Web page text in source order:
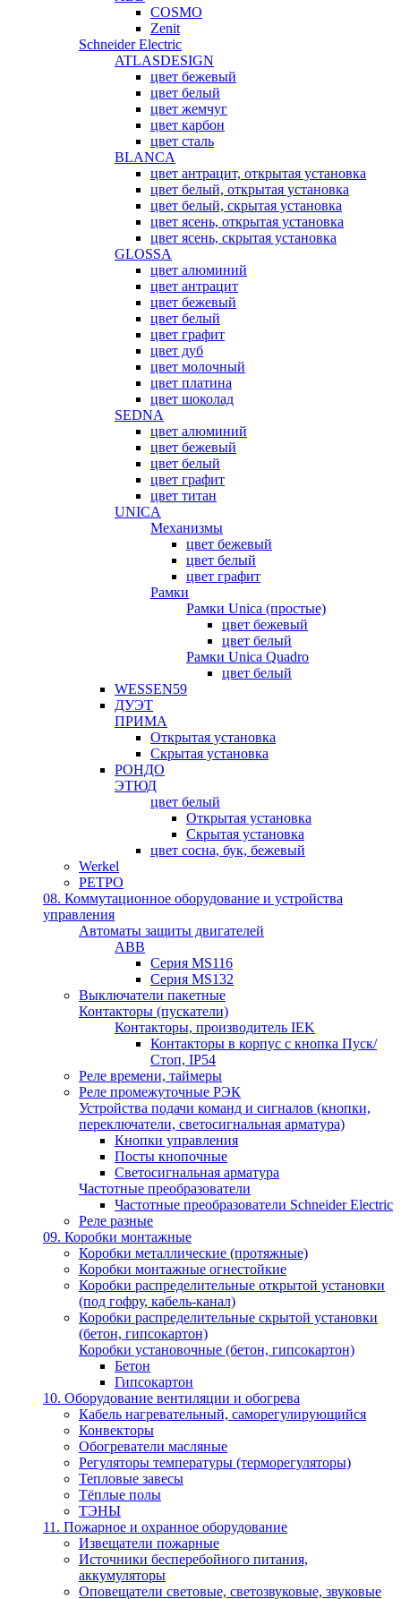
COSMO
Zenit
Schneider Electric
ATLASDESIGN
цвет бежевый
цвет белый
цвет жемчуг
цвет карбон
цвет сталь
BLANCA
цвет антрацит, открытая установка
цвет белый, открытая установка
цвет белый, скрытая установка
цвет ясень, открытая установка
цвет ясень, скрытая установка
GLOSSA
цвет алюминий
цвет антрацит
цвет бежевый
цвет белый
цвет графит
цвет дуб
цвет молочный
цвет платина
цвет шоколад
SEDNA
цвет алюминий
цвет бежевый
цвет белый
цвет графит
цвет титан
UNICA
Механизмы
цвет бежевый
цвет белый
цвет графит
Рамки
Рамки Unica (простые)
цвет бежевый
цвет белый
Рамки Unica Quadro
цвет белый
WESSEN59
ДУЭТ
ПРИМА
Открытая установка
Скрытая установка
РОНДО
ЭТЮД
цвет белый
Открытая установка
Скрытая установка
цвет сосна, бук, бежевый
Werkel
РЕТРО
08. Коммутационное оборудование и устройства
управления
Автоматы защиты двигателей
ABB
Серия MS116
Серия MS132
Выключатели пакетные
Контакторы (пускатели)
Контакторы, производитель IEK
Контакторы в корпус с кнопка Пуск/
Стоп, IP54
Реле времени, таймеры
Реле промежуточные РЭК
Устройства подачи команд и сигналов (кнопки,
переключатели, светосигнальная арматура)
Кнопки управления
Посты кнопочные
Светосигнальная арматура
Частотные преобразователи
Частотные преобразователи Schneider Electric
Реле разные
09. Коробки монтажные
Коробки металлические (протяжные)
Коробки монтажные огнестойкие
Коробки распределительные открытой установки
(под гофру, кабель-канал)
Коробки распределительные скрытой установки
(бетон, гипсокартон)
Коробки установочные (бетон, гипсокартон)
Бетон
Гипсокартон
10. Оборудование вентиляции и обогрева
Кабель нагревательный, саморегулирующийся
Конвекторы
Обогреватели масляные
Регуляторы температуры (терморегуляторы)
Тепловые завесы
Тёплые полы
ТЭНЫ
11. Пожарное и охранное оборудование
Извещатели пожарные
Источники бесперебойного питания,
аккумуляторы
Оповещатели световые, светозвуковые, звуковые